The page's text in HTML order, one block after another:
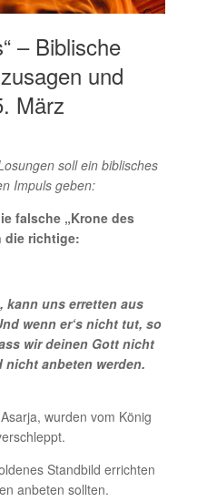
– Biblische
und
März
soll ein biblisches
Impuls geben:
falsche „Krone des
die richtige:
kann uns erretten aus
wenn er‘s nicht tut, so
wir deinen Gott nicht
anbeten werden.
wurden vom König
Standbild errichten
anbeten sollten.